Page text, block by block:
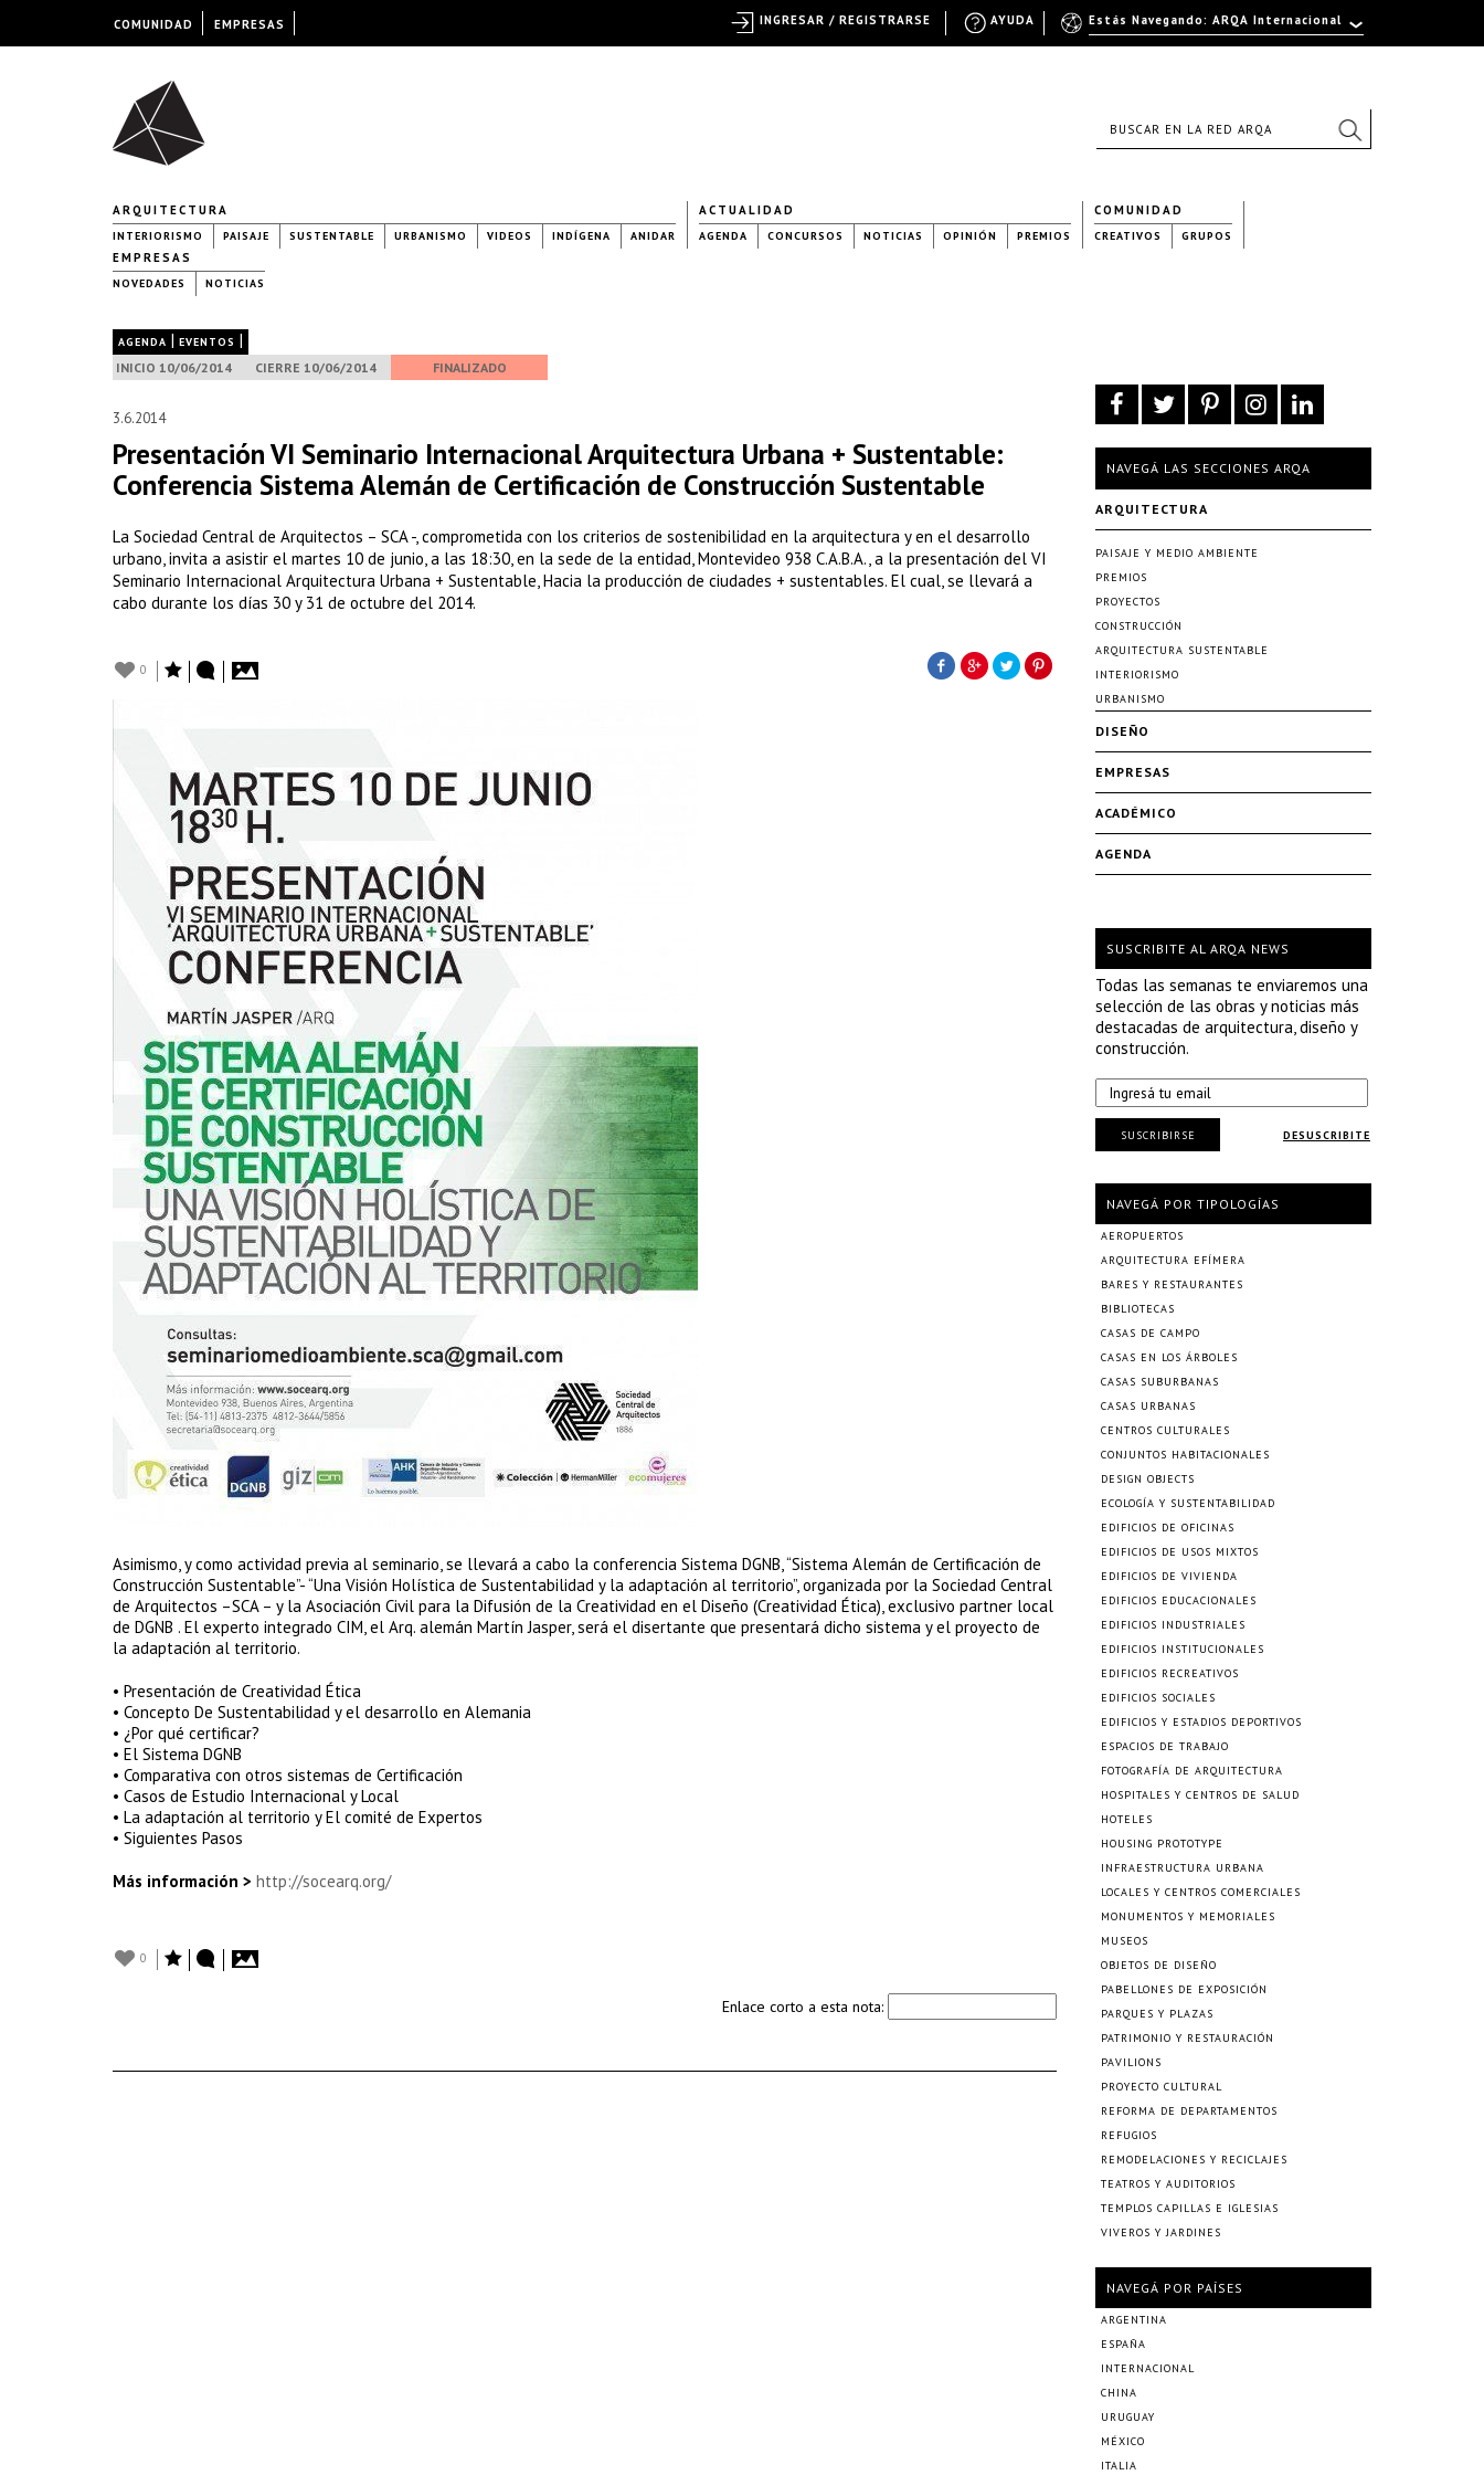
ARQUITECTURA
INTERIORISMO PAISAJE SUSTENTABLE URBANISMO VIDEOS INDÍGENA ANIDAR
ACTUALIDAD
AGENDA CONCURSOS NOTICIAS OPINIÓN PREMIOS
COMUNIDAD
CREATIVOS GRUPOS
EMPRESAS
NOVEDADES NOTICIAS
AGENDA | EVENTOS |
INICIO 10/06/2014 CIERRE 10/06/2014 FINALIZADO
3.6.2014
Presentación VI Seminario Internacional Arquitectura Urbana + Sustentable:
Conferencia Sistema Alemán de Certificación de Construcción Sustentable
La Sociedad Central de Arquitectos – SCA -, comprometida con los criterios de sostenibilidad en la arquitectura y en el desarrollo
urbano, invita a asistir el martes 10 de junio, a las 18:30, en la sede de la entidad, Montevideo 938 C.A.B.A., a la presentación del VI
Seminario Internacional Arquitectura Urbana + Sustentable, Hacia la producción de ciudades + sustentables. El cual, se llevará a
cabo durante los días 30 y 31 de octubre del 2014.
0
Asimismo, y como actividad previa al seminario, se llevará a cabo la conferencia Sistema DGNB, “Sistema Alemán de Certificación de
Construcción Sustentable”- “Una Visión Holística de Sustentabilidad y la adaptación al territorio”, organizada por la Sociedad Central
de Arquitectos –SCA – y la Asociación Civil para la Difusión de la Creatividad en el Diseño (Creatividad Ética), exclusivo partner local
de DGNB . El experto integrado CIM, el Arq. alemán Martín Jasper, será el disertante que presentará dicho sistema y el proyecto de
la adaptación al territorio.
• Presentación de Creatividad Ética
• Concepto De Sustentabilidad y el desarrollo en Alemania
• ¿Por qué certificar?
• El Sistema DGNB
• Comparativa con otros sistemas de Certificación
• Casos de Estudio Internacional y Local
• La adaptación al territorio y El comité de Expertos
• Siguientes Pasos
Más información > http://socearq.org/
0
Enlace corto a esta nota:
NAVEGÁ LAS SECCIONES ARQA
ARQUITECTURA
PAISAJE Y MEDIO AMBIENTE
PREMIOS
PROYECTOS
CONSTRUCCIÓN
ARQUITECTURA SUSTENTABLE
INTERIORISMO
URBANISMO
DISEÑO
EMPRESAS
ACADÉMICO
AGENDA
SUSCRIBITE AL ARQA NEWS
Todas las semanas te enviaremos una
selección de las obras y noticias más
destacadas de arquitectura, diseño y
construcción.
DESUSCRIBITE
SUSCRIBIRSE
NAVEGÁ POR TIPOLOGÍAS
AEROPUERTOS
ARQUITECTURA EFÍMERA
BARES Y RESTAURANTES
BIBLIOTECAS
CASAS DE CAMPO
CASAS EN LOS ÁRBOLES
CASAS SUBURBANAS
CASAS URBANAS
CENTROS CULTURALES
CONJUNTOS HABITACIONALES
DESIGN OBJECTS
ECOLOGÍA Y SUSTENTABILIDAD
EDIFICIOS DE OFICINAS
EDIFICIOS DE USOS MIXTOS
EDIFICIOS DE VIVIENDA
EDIFICIOS EDUCACIONALES
EDIFICIOS INDUSTRIALES
EDIFICIOS INSTITUCIONALES
EDIFICIOS RECREATIVOS
EDIFICIOS SOCIALES
EDIFICIOS Y ESTADIOS DEPORTIVOS
ESPACIOS DE TRABAJO
FOTOGRAFÍA DE ARQUITECTURA
HOSPITALES Y CENTROS DE SALUD
HOTELES
HOUSING PROTOTYPE
INFRAESTRUCTURA URBANA
LOCALES Y CENTROS COMERCIALES
MONUMENTOS Y MEMORIALES
MUSEOS
OBJETOS DE DISEÑO
PABELLONES DE EXPOSICIÓN
PARQUES Y PLAZAS
PATRIMONIO Y RESTAURACIÓN
PAVILIONS
PROYECTO CULTURAL
REFORMA DE DEPARTAMENTOS
REFUGIOS
REMODELACIONES Y RECICLAJES
TEATROS Y AUDITORIOS
TEMPLOS CAPILLAS E IGLESIAS
VIVEROS Y JARDINES
NAVEGÁ POR PAÍSES
ARGENTINA
ESPAÑA
INTERNACIONAL
CHINA
URUGUAY
MÉXICO
ITALIA
COMUNIDAD EMPRESAS Estás Navegando: ARQA Internacional
AYUDA
INGRESAR / REGISTRARSE